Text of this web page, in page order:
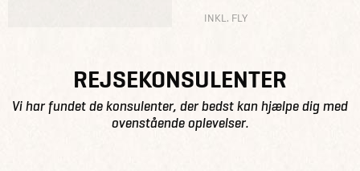
INKL. FLY
REJSEKONSULENTER
Vi har fundet de konsulenter, der bedst kan hjælpe dig med
ovenstående oplevelser.